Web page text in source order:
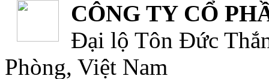
CÔNG TY CỔ
Đại lộ Tôn Đức
Phòng, Việt Nam